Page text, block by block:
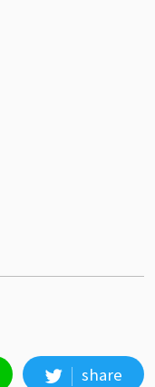
share